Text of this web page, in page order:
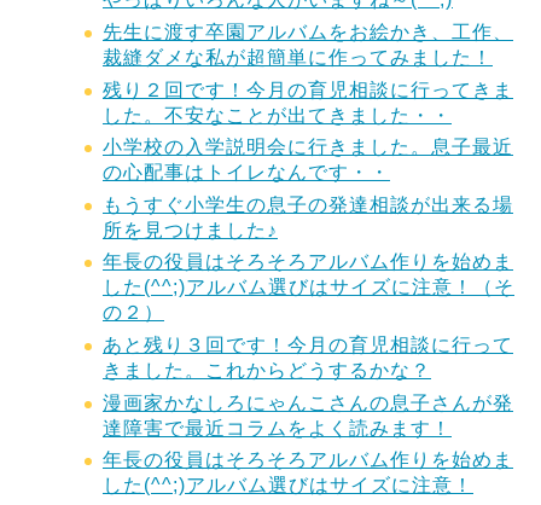
先生に渡す卒園アルバムをお絵かき、工作、
裁縫ダメな私が超簡単に作ってみました！
残り２回です！今月の育児相談に行ってきま
した。不安なことが出てきました・・
小学校の入学説明会に行きました。息子最近
の心配事はトイレなんです・・
もうすぐ小学生の息子の発達相談が出来る場
所を見つけました♪
年長の役員はそろそろアルバム作りを始めま
した(^^;)アルバム選びはサイズに注意！（そ
の２）
あと残り３回です！今月の育児相談に行って
きました。これからどうするかな？
漫画家かなしろにゃんこさんの息子さんが発
達障害で最近コラムをよく読みます！
年長の役員はそろそろアルバム作りを始めま
した(^^;)アルバム選びはサイズに注意！